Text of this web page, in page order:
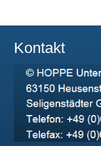
Kontakt